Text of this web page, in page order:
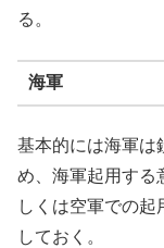
る。
海軍
基本的には海軍は
め、海軍起用する
しくは空軍での
しておく。